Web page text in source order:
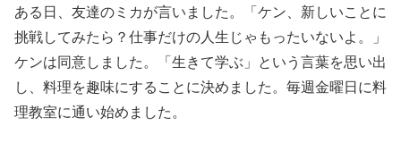
ある日、友達のミカが言いました。「ケン、新しいことに
挑戦してみたら？仕事だけの人生じゃもったいないよ。」
ケンは同意しました。「生きて学ぶ」という言葉を思い出
し、料理を趣味にすることに決めました。毎週金曜日に料
理教室に通い始めました。